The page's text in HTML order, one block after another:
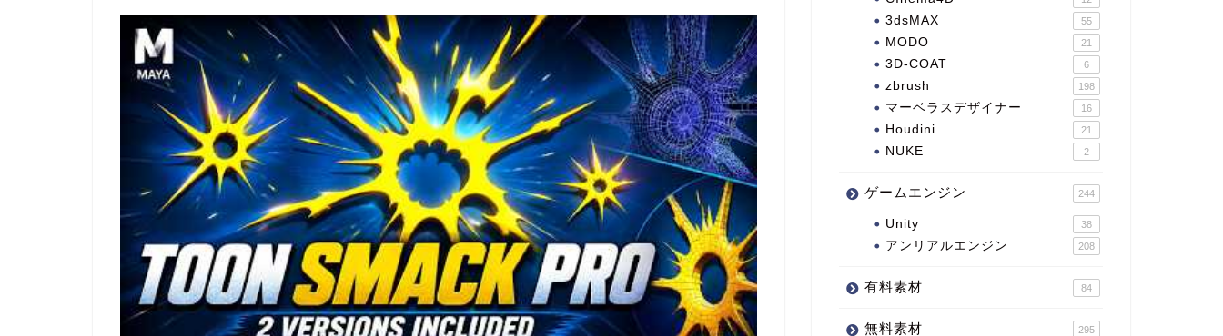
3dsMAX 55
MODO 21
3D-COAT 6
zbrush 198
マーベラスデザイナー 16
Houdini 21
NUKE 2
ゲームエンジン 244
Unity 38
アンリアルエンジン 208
有料素材 84
無料素材 295